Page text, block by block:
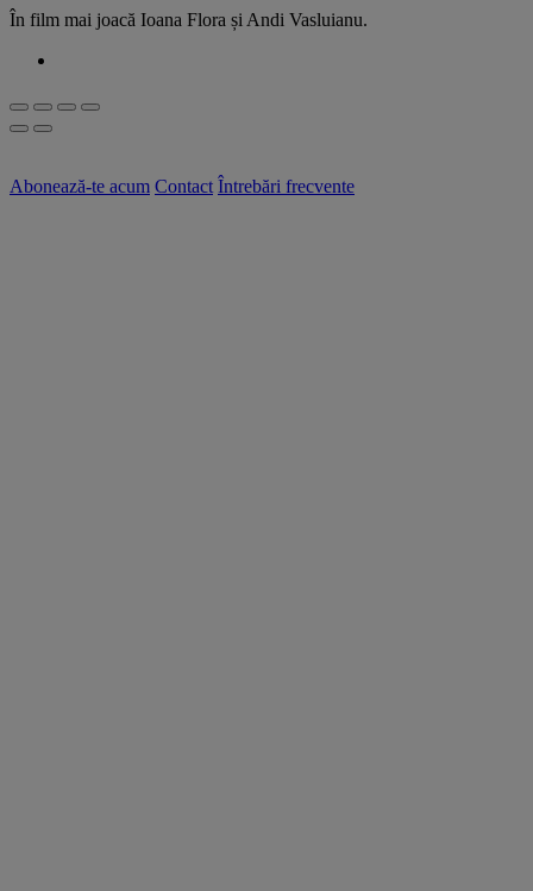
În film mai joacă Ioana Flora și Andi Vasluianu.
Abonează-te acum Contact Întrebări frecvente